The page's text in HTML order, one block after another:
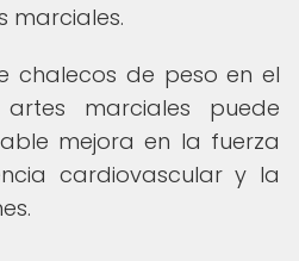
marciales.
chalecos de peso en el
marciales puede
mejora en la fuerza
cardiovascular y la